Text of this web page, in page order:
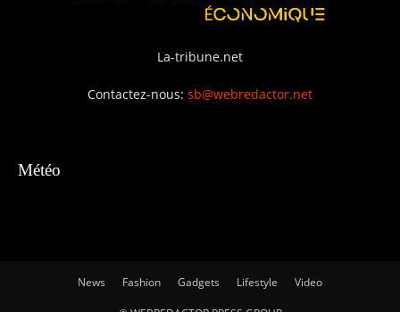
La-tribune.net
Contactez-nous: sb@webredactor.net
Météo
News Fashion Gadgets Lifestyle Video